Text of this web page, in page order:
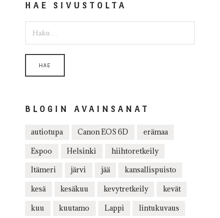
HAE SIVUSTOLTA
BLOGIN AVAINSANAT
autiotupa Canon EOS 6D erämaa
Espoo Helsinki hiihtoretkeily
Itämeri järvi jää kansallispuisto
kesä kesäkuu kevytretkeily kevät
kuu kuutamo Lappi lintukuvaus